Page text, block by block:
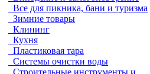
Все для пикника, бани и туризма
Зимние товары
Клининг
Кухня
Пластиковая тара
Системы очистки воды
Строительные инструменты и